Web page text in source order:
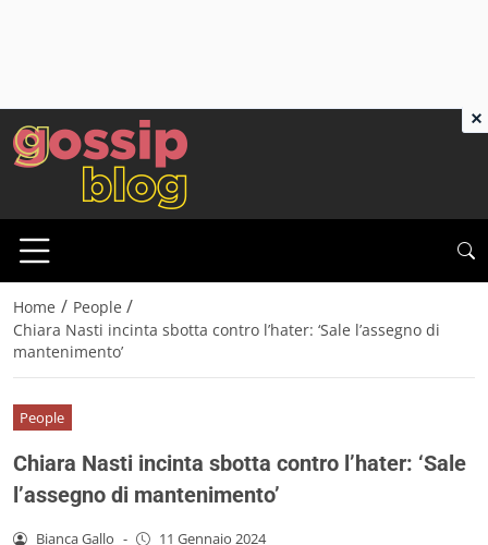
Home / People /
Chiara Nasti incinta sbotta contro l’hater: ‘Sale l’assegno di
mantenimento’
People
Chiara Nasti incinta sbotta contro l’hater: ‘Sale
l’assegno di mantenimento’
Bianca Gallo - 11 Gennaio 2024
×